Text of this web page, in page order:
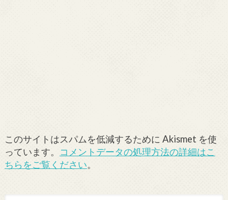
このサイトはスパムを低減するために Akismet を使
っています。 コメントデータの処理方法の詳細はこ
ちらをご覧ください。